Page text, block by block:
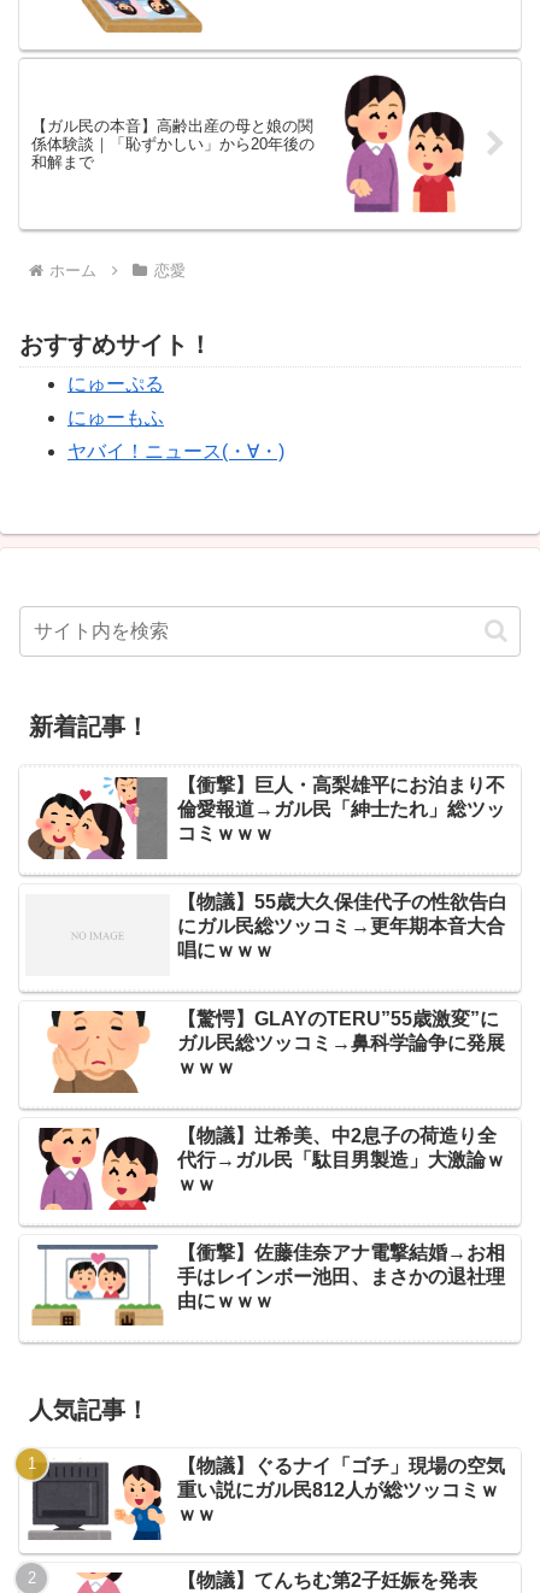
【ガル民の本音】高齢出産の母と娘の関
係体験談｜「恥ずかしい」から20年後の
和解まで
ホーム 恋愛
おすすめサイト！
にゅーぷる
にゅーもふ
ヤバイ！ニュース(・∀・)
新着記事！
【衝撃】巨人・高梨雄平にお泊まり不
倫愛報道→ガル民「紳士たれ」総ツッ
コミｗｗｗ
【物議】55歳大久保佳代子の性欲告白
にガル民総ツッコミ→更年期本音大合
唱にｗｗｗ
【驚愕】GLAYのTERU”55歳激変”に
ガル民総ツッコミ→鼻科学論争に発展
ｗｗｗ
【物議】辻希美、中2息子の荷造り全
代行→ガル民「駄目男製造」大激論ｗ
ｗｗ
【衝撃】佐藤佳奈アナ電撃結婚→お相
手はレインボー池田、まさかの退社理
由にｗｗｗ
人気記事！
【物議】ぐるナイ「ゴチ」現場の空気
重い説にガル民812人が総ツッコミｗ
ｗｗ
【物議】てんちむ第2子妊娠を発表